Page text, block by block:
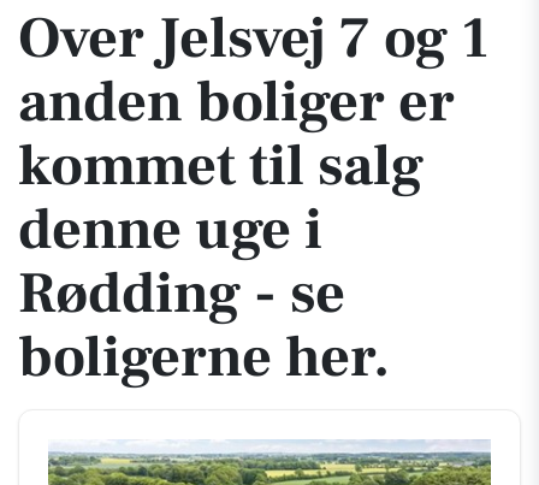
Over Jelsvej 7 og 1
anden boliger er
kommet til salg
denne uge i
Rødding - se
boligerne her.